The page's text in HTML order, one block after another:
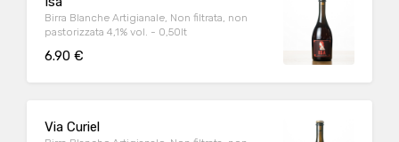
Birra Blanche Artigianale, Non filtrata, non
pastorizzata 4,1% vol. - 0,50lt
6.90 €
Via Curiel